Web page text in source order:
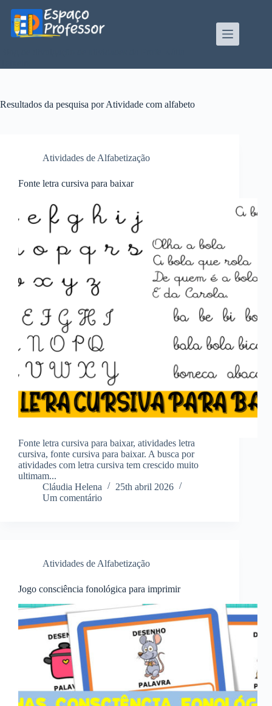
para
conteúdo
Resultados da pesquisa por Atividade com alfabeto
Atividades de Alfabetização
Fonte letra cursiva para baixar
Fonte letra cursiva para baixar, atividades letra
cursiva, fonte cursiva para baixar. A busca por
atividades com letra cursiva tem crescido muito
ultimam...
Cláudia Helena
25th abril 2026
Um comentário
Atividades de Alfabetização
Jogo consciência fonológica para imprimir